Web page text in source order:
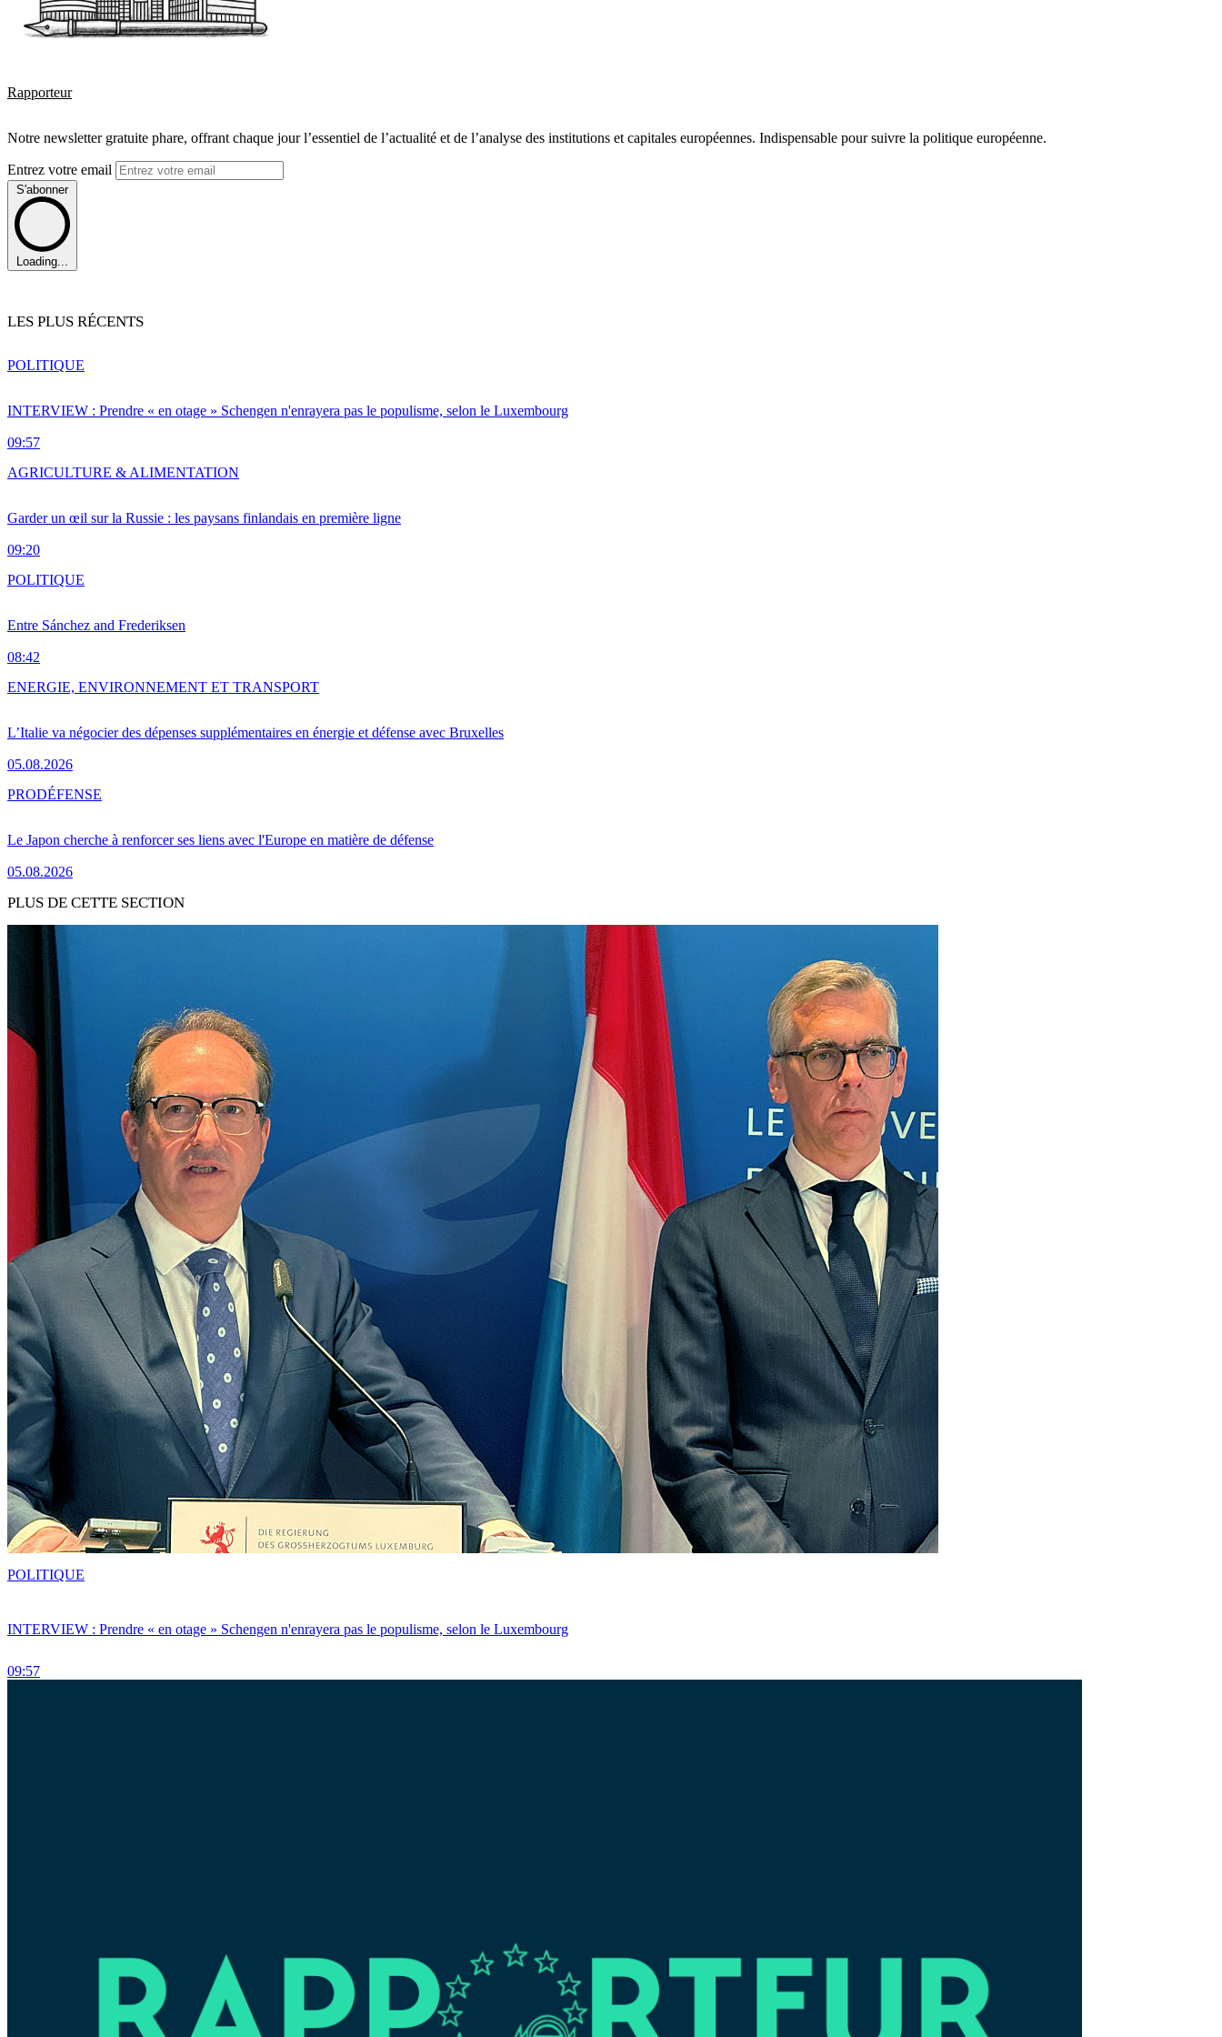
Rapporteur
Notre newsletter gratuite phare, offrant chaque jour l’essentiel de l’actualité et de l’analyse des institutions et capitales européennes. Indispensable pour suivre la politique européenne.
Entrez votre email
S'abonner
Loading...
LES PLUS RÉCENTS
INTERVIEW : Prendre « en otage » Schengen n'enrayera pas le populisme, selon le Luxembourg
09:57
POLITIQUE
Garder un œil sur la Russie : les paysans finlandais en première ligne
09:20
AGRICULTURE & ALIMENTATION
Entre Sánchez and Frederiksen
08:42
POLITIQUE
L’Italie va négocier des dépenses supplémentaires en énergie et défense avec Bruxelles
05.08.2026
ENERGIE, ENVIRONNEMENT ET TRANSPORT
Le Japon cherche à renforcer ses liens avec l'Europe en matière de défense
05.08.2026
PRODÉFENSE
PLUS DE CETTE SECTION
INTERVIEW : Prendre « en otage » Schengen n'enrayera pas le populisme, selon le Luxembourg
09:57
POLITIQUE